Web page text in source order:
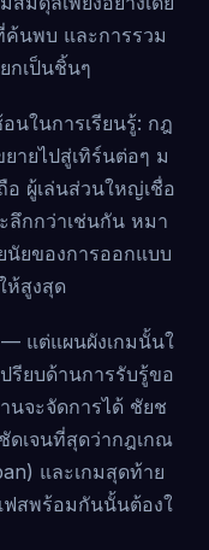
นพบ และการรวม
กเป็นชิ้นๆ
ในการเรียนรู้: กฎ
ายไปสู่เทิร์นต่อๆ ม
อ ผู้เล่นส่วนใหญ่เชื่อ
ลึกกว่าเช่นกัน หมา
ยของการออกแบบ
ห้สูงสุด
แต่แผนผังเกมนั้นใ
รียบด้านการรับรู้ขอ
นจะจัดการได้ ชัยช
ดเจนที่สุดว่ากฎเกณ
และเกมสุดท้าย
ฟสพร้อมกันนั้นต้องใ